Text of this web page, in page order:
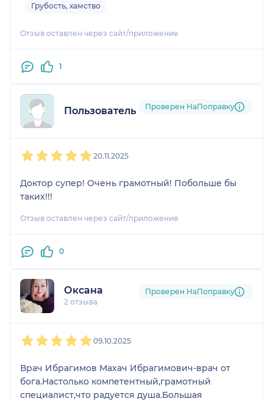
Грубость, хамство
Отзыв оставлен через сайт/приложение
1
Пользователь НаПоправку
Проверен НаПоправку
20.11.2025
Доктор супер! Очень грамотный! Побольше бы
таких!!!
Отзыв оставлен через сайт/приложение
0
Оксана
2 отзыва
Проверен НаПоправку
09.10.2025
Врач Ибрагимов Махач Ибрагимович-врач от
бога.Настолько компетентный,грамотный
специалист,что радуется душа.Большая